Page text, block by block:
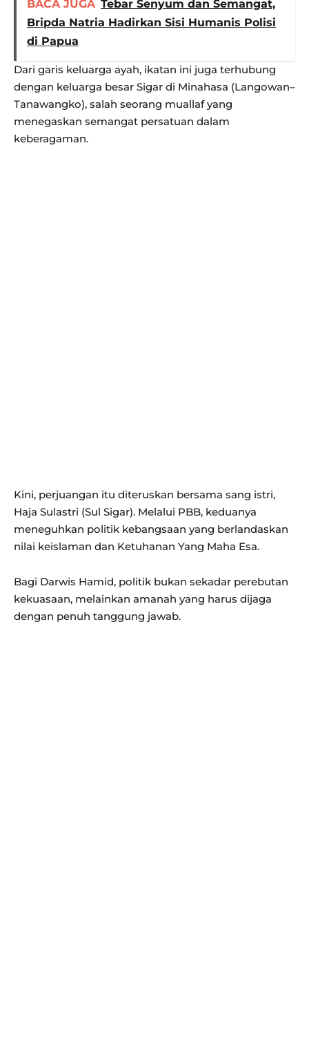
BACA JUGA Tebar Senyum dan Semangat,
Bripda Natria Hadirkan Sisi Humanis Polisi
di Papua
Dari garis keluarga ayah, ikatan ini juga terhubung
dengan keluarga besar Sigar di Minahasa (Langowan–
Tanawangko), salah seorang muallaf yang
menegaskan semangat persatuan dalam
keberagaman.
Kini, perjuangan itu diteruskan bersama sang istri,
Haja Sulastri (Sul Sigar). Melalui PBB, keduanya
meneguhkan politik kebangsaan yang berlandaskan
nilai keislaman dan Ketuhanan Yang Maha Esa.
Bagi Darwis Hamid, politik bukan sekadar perebutan
kekuasaan, melainkan amanah yang harus dijaga
dengan penuh tanggung jawab.